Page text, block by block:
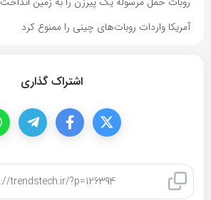
آمریکا واردات روبات‌های چینی را ممنوع کرد
اشتراک گذاری